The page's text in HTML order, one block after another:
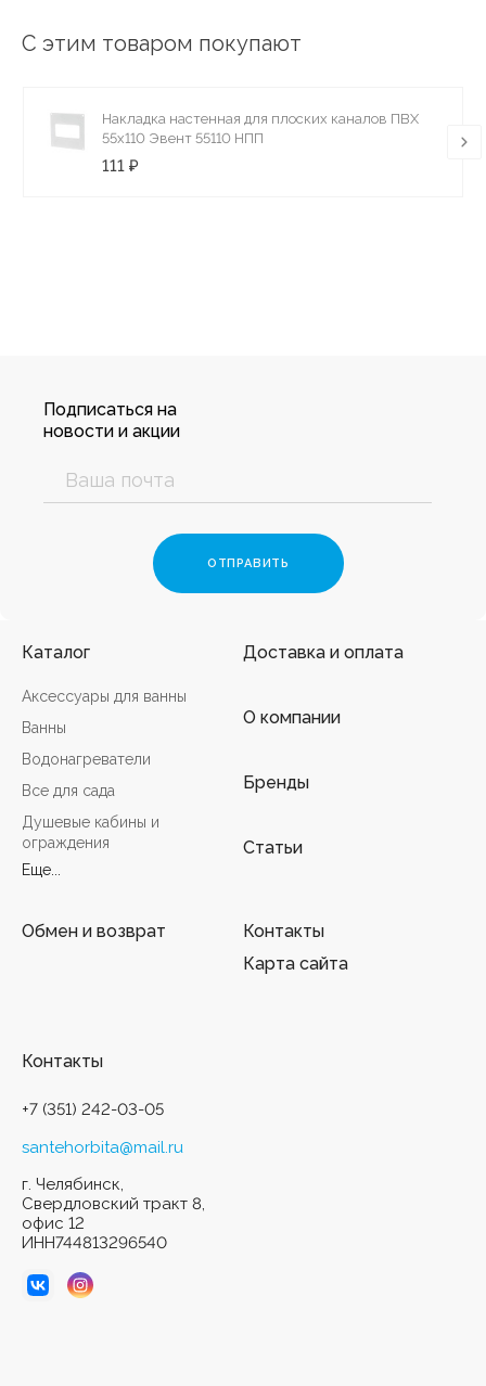
С этим товаром покупают
Накладка настенная для плоских каналов ПВХ
55х110 Эвент 55110 НПП
111 ₽
Подписаться на
новости и акции
Каталог
Аксессуары для ванны
Ванны
Водонагреватели
Все для сада
Душевые кабины и
ограждения
Еще...
Доставка и оплата
О компании
Бренды
Статьи
Обмен и возврат
Контакты
Карта сайта
Контакты
+7 (351) 242-03-05
santehorbita@mail.ru
г. Челябинск,
Свердловский тракт 8,
офис 12
ИНН744813296540